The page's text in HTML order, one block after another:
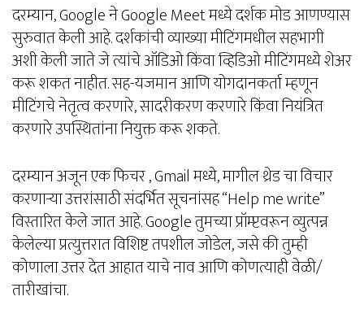
दरम्यान, Google ने Google Meet मध्ये दर्शक मोड आणण्यास
सुरुवात केली आहे. दर्शकांची व्याख्या मीटिंगमधील सहभागी
अशी केली जाते जे त्यांचे ऑडिओ किंवा व्हिडिओ मीटिंगमध्ये शेअर
करू शकत नाहीत. सह-यजमान आणि योगदानकर्ता म्हणून
मीटिंगचे नेतृत्व करणारे, सादरीकरण करणारे किंवा नियंत्रित
करणारे उपस्थितांना नियुक्त करू शकते.
दरम्यान अजून एक फिचर , Gmail मध्ये, मागील थ्रेड चा विचार
करणार्‍या उत्तरांसाठी संदर्भित सूचनांसह “Help me write”
विस्तारित केले जात आहे. Google तुमच्या प्रॉम्प्टवरून व्युत्पन्न
केलेल्या प्रत्युत्तरात विशिष्ट तपशील जोडेल, जसे की तुम्ही
कोणाला उत्तर देत आहात याचे नाव आणि कोणत्याही वेळी/
तारीखांचा.